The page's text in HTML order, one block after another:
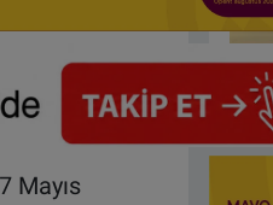
Mayıs